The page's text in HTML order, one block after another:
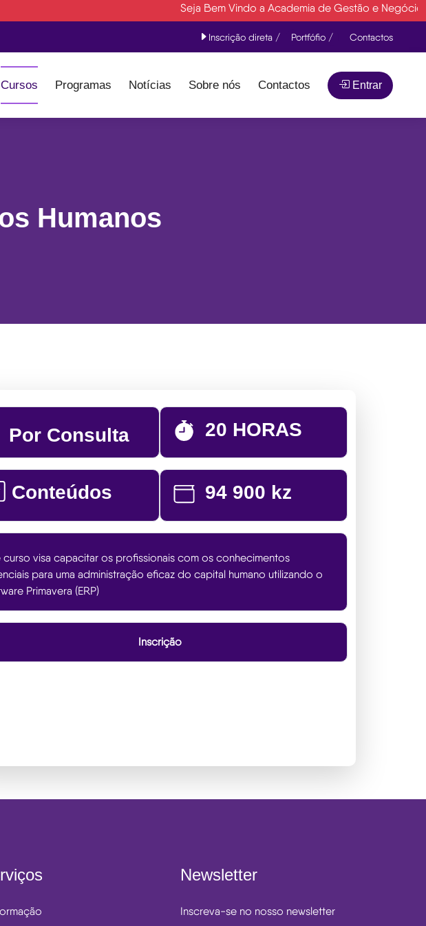
Seja Bem Vindo a Academia de Gestão e Negócios-
Inscrição direta / Portfófio / Contactos
Cursos Programas Notícias Sobre nós Contactos Entrar
Humanos
Por Consulta 20 HORAS
Conteúdos 94 900 kz
curso visa capacitar os profissionais com os conhecimentos
para uma administração eficaz do capital humano utilizando o
Primavera (ERP)
Inscrição
Newsletter
Inscreva-se no nosso newsletter